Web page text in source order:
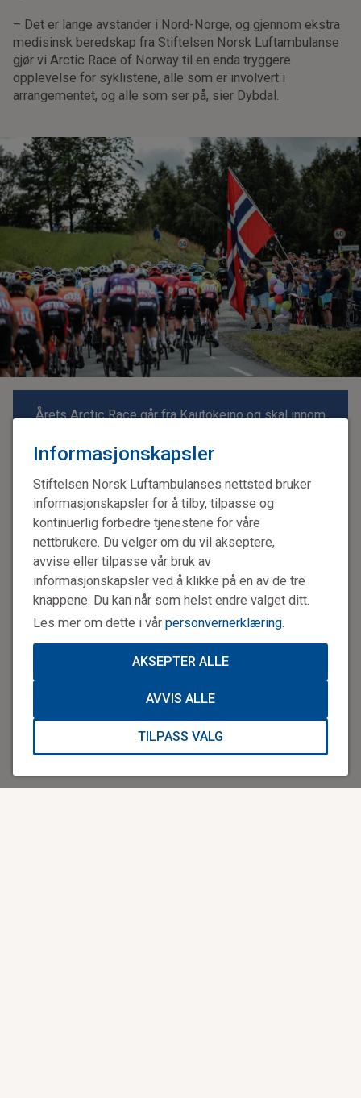
Informasjonskapsler
Stiftelsen Norsk Luftambulanses nettsted bruker
informasjonskapsler for å tilby, tilpasse og
kontinuerlig forbedre tjenestene for våre
nettbrukere. Du velger om du vil akseptere,
avvise eller tilpasse vår bruk av
informasjonskapsler ved å klikke på en av de tre
knappene. Du kan når som helst endre valget ditt.
Les mer om dette i vår personvernerklæring.
AKSEPTER ALLE
AVVIS ALLE
TILPASS VALG
– Det er lange avstander i Nord-Norge, og gjennom ekstra
medisinsk beredskap fra Stiftelsen Norsk Luftambulanse
gjør vi Arctic Race of Norway til en enda tryggere
opplevelse for syklistene, alle som er involvert i
arrangementet, og alle som ser på, sier Dybdal.
Årets Arctic Race går fra Kautokeino og skal innom
det hele skal avgjøres ved målgang på
Nordkapplatået.
Da har de 18 lagene syklet 663 km hver.
Sykkelrittet pleier å samle flere titalls tusen tilskuere
langs løypa.
Foto: ARN / Gautier Demouveaux